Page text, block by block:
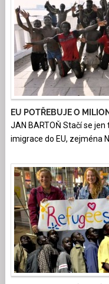
EU POTŘEBUJE O
JAN BARTOŇ Stačí se
imigrace do EU, zejména